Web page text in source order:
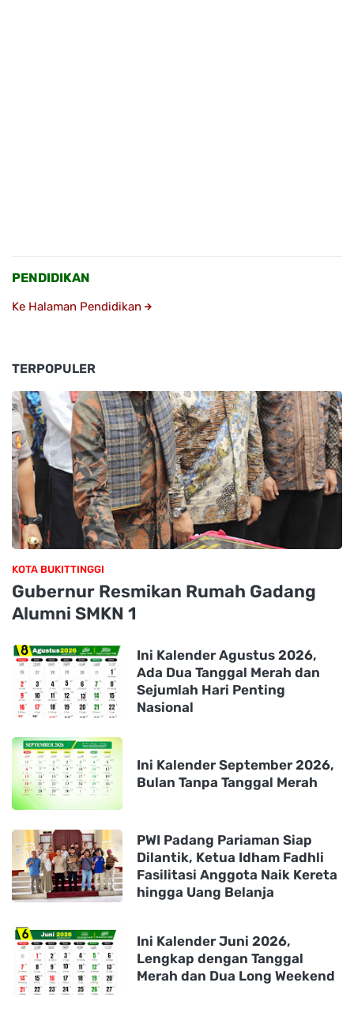
PENDIDIKAN
Ke Halaman Pendidikan
TERPOPULER
KOTA BUKITTINGGI
Gubernur Resmikan Rumah Gadang
Alumni SMKN 1
Ini Kalender Agustus 2026,
Ada Dua Tanggal Merah dan
Sejumlah Hari Penting
Nasional
Ini Kalender September 2026,
Bulan Tanpa Tanggal Merah
PWI Padang Pariaman Siap
Dilantik, Ketua Idham Fadhli
Fasilitasi Anggota Naik Kereta
hingga Uang Belanja
Ini Kalender Juni 2026,
Lengkap dengan Tanggal
Merah dan Dua Long Weekend